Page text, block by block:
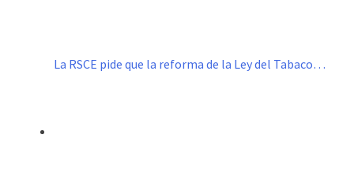
La RSCE pide que la reforma de la Ley del Tabaco…